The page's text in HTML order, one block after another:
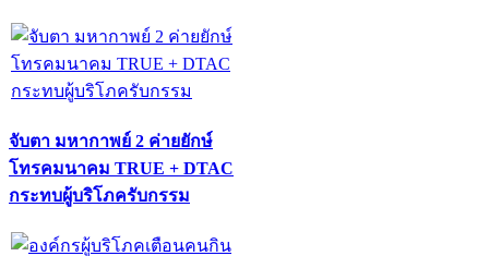
จับตา มหากาพย์ 2 ค่ายยักษ์
โทรคมนาคม TRUE + DTAC
กระทบผู้บริโภครับกรรม